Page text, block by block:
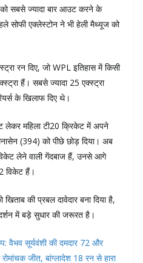
को सबसे ज्यादा बार आउट करने के
सोफी एक्लेस्टोन ने भी हेली मैथ्यूज को
रन दिए, जो WPL इतिहास में किसी
हैं। सबसे ज्यादा 25 एक्स्ट्रा
के खिलाफ दिए थे।
लेकर महिला टी20 क्रिकेट में अपने
(394) को पीछे छोड़ दिया। अब
लेने वाली गेंदबाज हैं, उनसे आगे
विकेट हैं।
की प्रबल दावेदार बना दिया है,
में बड़े सुधार की जरूरत है।
वैभव सूर्यवंशी की दमदार 72 और
जीत, बांग्लादेश 18 रन से हारा